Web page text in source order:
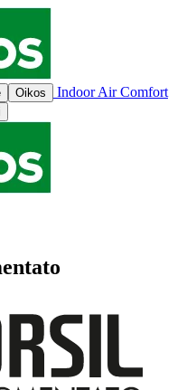
Oikos
Indoor Air Comfort